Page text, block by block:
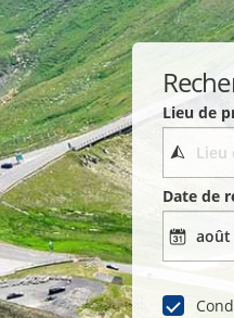
Lieu de
Date de